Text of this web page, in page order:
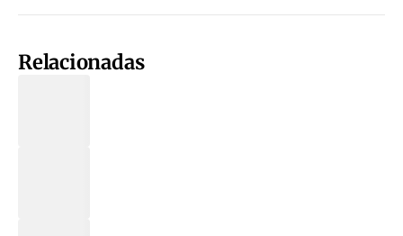
Relacionadas